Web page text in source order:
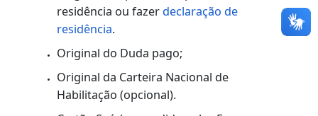
correspondente. Duda Cod 214-3.
Caso o requerente não preencha os
requisitos acima mencionados, deverá
realizar a renovação da habilitação por
meio do procedimento padrão